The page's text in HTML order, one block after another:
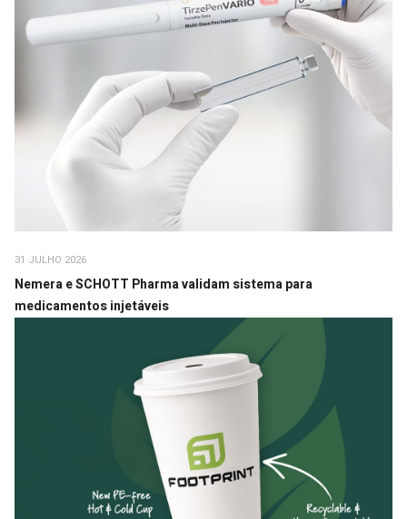
31 JULHO 2026
Nemera e SCHOTT Pharma validam sistema para
medicamentos injetáveis